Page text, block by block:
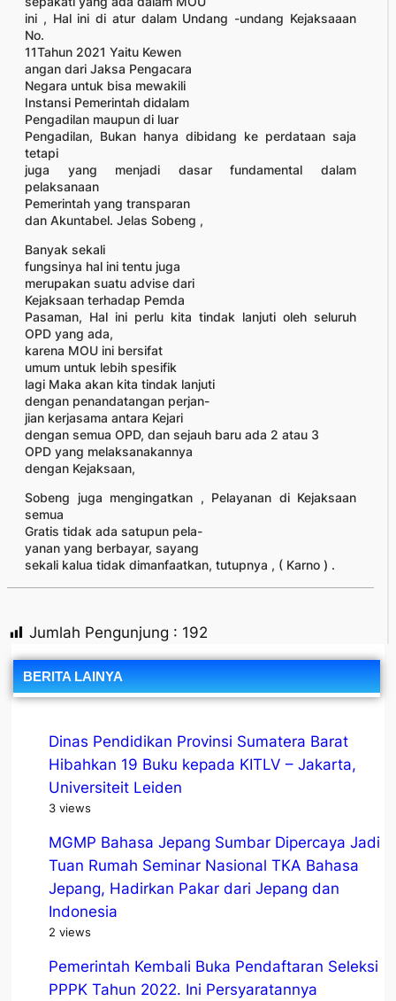
ini , Hal ini di atur dalam Undang -undang Kejaksaaan
No.
11Tahun 2021 Yaitu Kewen
angan dari Jaksa Pengacara
Negara untuk bisa mewakili
Instansi Pemerintah didalam
Pengadilan maupun di luar
Pengadilan, Bukan hanya dibidang ke perdataan saja
tetapi
juga yang menjadi dasar fundamental dalam
pelaksanaan
Pemerintah yang transparan
dan Akuntabel. Jelas Sobeng ,
Banyak sekali
fungsinya hal ini tentu juga
merupakan suatu advise dari
Kejaksaan terhadap Pemda
Pasaman, Hal ini perlu kita tindak lanjuti oleh seluruh
OPD yang ada,
karena MOU ini bersifat
umum untuk lebih spesifik
lagi Maka akan kita tindak lanjuti
dengan penandatangan perjan-
jian kerjasama antara Kejari
dengan semua OPD, dan sejauh baru ada 2 atau 3
OPD yang melaksanakannya
dengan Kejaksaan,
Sobeng juga mengingatkan , Pelayanan di Kejaksaan
semua
Gratis tidak ada satupun pela-
yanan yang berbayar, sayang
sekali kalua tidak dimanfaatkan, tutupnya , ( Karno ) .
Jumlah Pengunjung : 192
BERITA LAINYA
Dinas Pendidikan Provinsi Sumatera Barat
Hibahkan 19 Buku kepada KITLV – Jakarta,
Universiteit Leiden
3 views
MGMP Bahasa Jepang Sumbar Dipercaya Jadi
Tuan Rumah Seminar Nasional TKA Bahasa
Jepang, Hadirkan Pakar dari Jepang dan
Indonesia
2 views
Pemerintah Kembali Buka Pendaftaran Seleksi
PPPK Tahun 2022. Ini Persyaratannya